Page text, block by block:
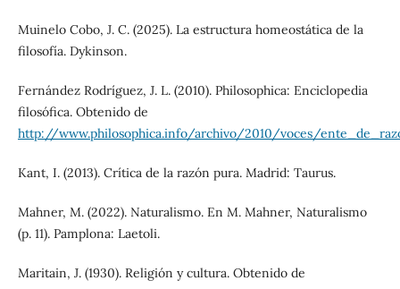
Muinelo Cobo, J. C. (2025). La estructura homeostática de la
filosofía. Dykinson.
Fernández Rodríguez, J. L. (2010). Philosophica: Enciclopedia
filosófica. Obtenido de
http://www.philosophica.info/archivo/2010/voces/
Kant, I. (2013). Crítica de la razón pura. Madrid: Taurus.
Mahner, M. (2022). Naturalismo. En M. Mahner, Naturalismo
(p. 11). Pamplona: Laetoli.
Maritain, J. (1930). Religión y cultura. Obtenido de